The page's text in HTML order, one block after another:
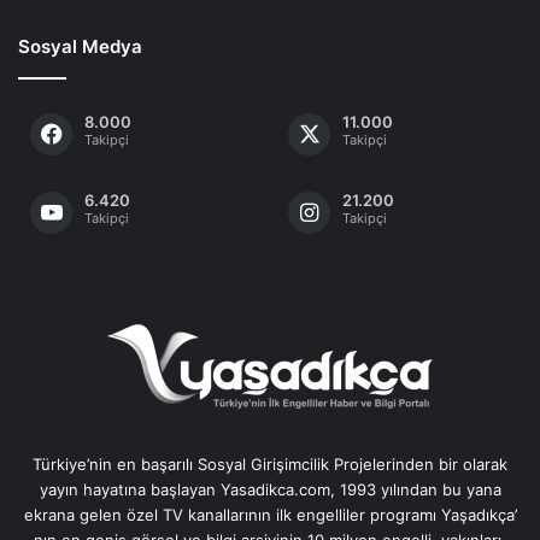
Sosyal Medya
8.000
Takipçi
11.000
Takipçi
6.420
Takipçi
21.200
Takipçi
Türkiye’nin en başarılı Sosyal Girişimcilik Projelerinden bir olarak
yayın hayatına başlayan Yasadikca.com, 1993 yılından bu yana
ekrana gelen özel TV kanallarının ilk engelliler programı Yaşadıkça’